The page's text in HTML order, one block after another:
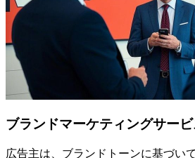
ブランドマーケティングサー
広告主は、ブランドトーンに基づい